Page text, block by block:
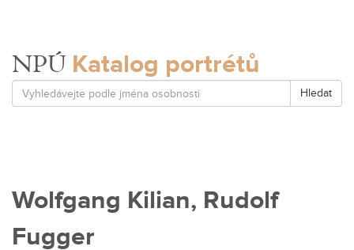
NPÚ Katalog portrétů
Hledat
Wolfgang Kilian, Rudolf
Fugger